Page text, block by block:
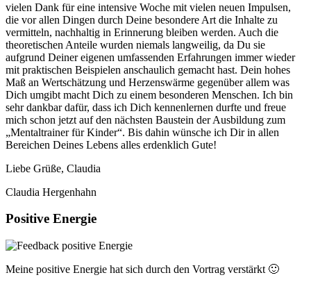
vielen Dank für eine intensive Woche mit vielen neuen Impulsen,
die vor allen Dingen durch Deine besondere Art die Inhalte zu
vermitteln, nachhaltig in Erinnerung bleiben werden. Auch die
theoretischen Anteile wurden niemals langweilig, da Du sie
aufgrund Deiner eigenen umfassenden Erfahrungen immer wieder
mit praktischen Beispielen anschaulich gemacht hast. Dein hohes
Maß an Wertschätzung und Herzenswärme gegenüber allem was
Dich umgibt macht Dich zu einem besonderen Menschen. Ich bin
sehr dankbar dafür, dass ich Dich kennenlernen durfte und freue
mich schon jetzt auf den nächsten Baustein der Ausbildung zum
„Mentaltrainer für Kinder“. Bis dahin wünsche ich Dir in allen
Bereichen Deines Lebens alles erdenklich Gute!
Liebe Grüße, Claudia
Claudia Hergenhahn
Positive Energie
Meine positive Energie hat sich durch den Vortrag verstärkt 🙂